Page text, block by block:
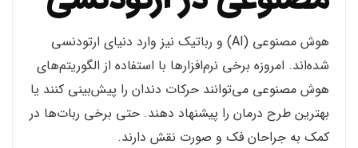
هوش مصنوعی (AI) و رباتیک نیز وارد دنیای ارتودنسی
شده‌اند. امروزه برخی نرم‌افزارها با استفاده از الگوریتم‌های
هوش مصنوعی می‌توانند حرکات دندان را پیش‌بینی کنند یا
بهترین طرح درمان را پیشنهاد دهند. حتی برخی ربات‌ها در
کمک به جراحان فک و صورت نقش دارند.